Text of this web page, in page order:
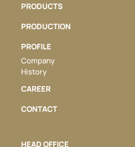
PRODUCTS
PRODUCTION
PROFILE
Company
History
CAREER
CONTACT
HEAD OFFICE